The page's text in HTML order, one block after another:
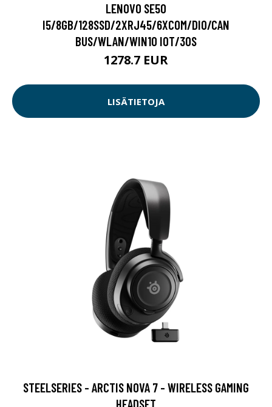
LENOVO SE50
I5/8GB/128SSD/2XRJ45/6XCOM/DIO/CAN
BUS/WLAN/WIN10 IOT/3OS
1278.7 EUR
LISÄTIETOJA
STEELSERIES - ARCTIS NOVA 7 - WIRELESS GAMING
HEADSET